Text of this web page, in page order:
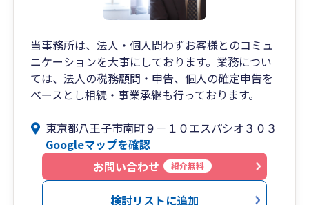
当事務所は、法人・個人問わずお客様とのコミュ
ニケーションを大事にしております。業務につい
ては、法人の税務顧問・申告、個人の確定申告を
ベースとし相続・事業承継も行っております。
東京都八王子市南町９－１０エスパシオ３０３
Googleマップを確認
お問い合わせ
紹介無料
検討リストに追加